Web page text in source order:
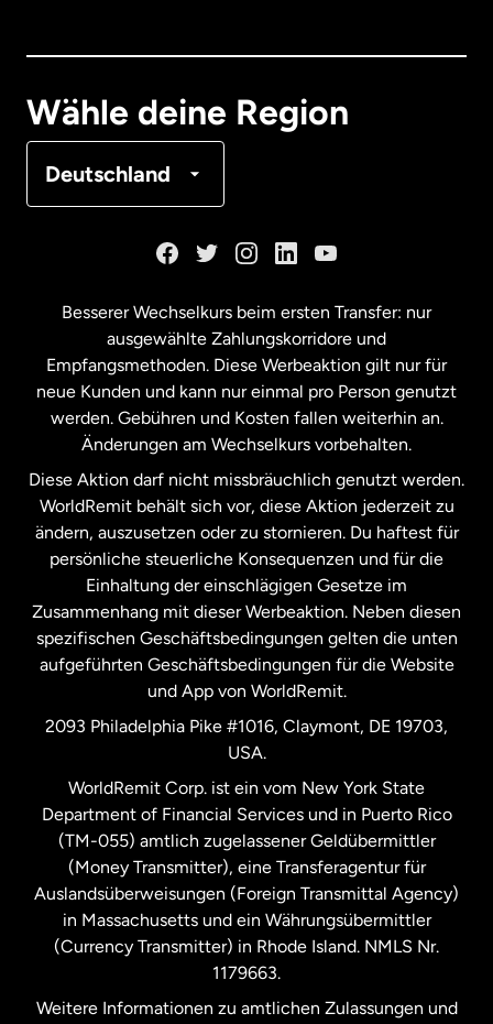
Wähle deine Region
Deutschland
Malaysia
Neuseeland
Niederlande
Schweden
Spanien
Vereinigte Staaten English
Vereinigte Staaten
Vereinigtes Königreich
Besserer Wechselkurs beim ersten Transfer: nur
ausgewählte Zahlungskorridore und
Empfangsmethoden. Diese Werbeaktion gilt nur für
neue Kunden und kann nur einmal pro Person genutzt
werden. Gebühren und Kosten fallen weiterhin an.
Änderungen am Wechselkurs vorbehalten.
Diese Aktion darf nicht missbräuchlich genutzt werden.
WorldRemit behält sich vor, diese Aktion jederzeit zu
ändern, auszusetzen oder zu stornieren. Du haftest für
persönliche steuerliche Konsequenzen und für die
Einhaltung der einschlägigen Gesetze im
Zusammenhang mit dieser Werbeaktion. Neben diesen
spezifischen Geschäftsbedingungen gelten die unten
aufgeführten Geschäftsbedingungen für die Website
und App von WorldRemit.
2093 Philadelphia Pike #1016, Claymont, DE 19703,
USA.
WorldRemit Corp. ist ein vom New York State
Department of Financial Services und in Puerto Rico
(TM-055) amtlich zugelassener Geldübermittler
(Money Transmitter), eine Transferagentur für
Auslandsüberweisungen (Foreign Transmittal Agency)
in Massachusetts und ein Währungsübermittler
(Currency Transmitter) in Rhode Island. NMLS Nr.
1179663.
Weitere Informationen zu amtlichen Zulassungen und